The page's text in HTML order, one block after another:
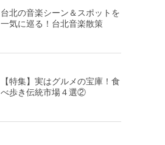
台北の音楽シーン＆スポットを
一気に巡る！台北音楽散策
【特集】実はグルメの宝庫！食
べ歩き伝統市場４選②